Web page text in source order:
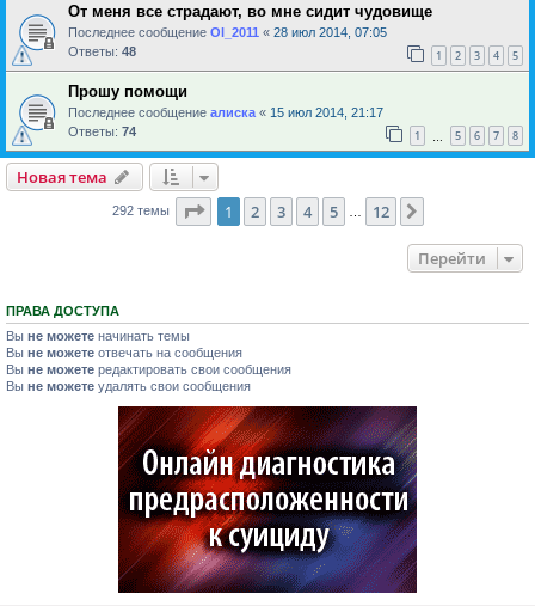
От меня все страдают, во мне сидит чудовище
Последнее сообщение Ol_2011 « 28 июл 2014, 07:05
Ответы: 48 1 2 3 4 5
Прошу помощи
Последнее сообщение алиска « 15 июл 2014, 21:17
Ответы: 74 1 5 6 7 8
Новая тема
292 темы Страница из 12
1 2 3 4 5 12
Перейти
ПРАВА ДОСТУПА
Вы не можете начинать темы
Вы не можете отвечать на сообщения
Вы не можете редактировать свои сообщения
Вы не можете удалять свои сообщения